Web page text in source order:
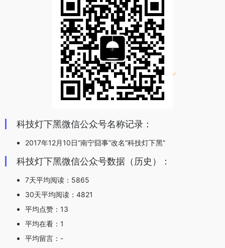
科技灯下黑微信公众号名称记录：
2017年12月10日“南宁囧事”改名“科技灯下黑”
科技灯下黑微信公众号数据（历史）：
7天平均阅读：5865
30天平均阅读：4821
平均点赞：13
平均在看：1
平均留言：-